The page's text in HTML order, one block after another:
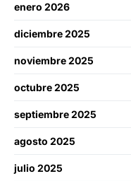
enero 2026
diciembre 2025
noviembre 2025
octubre 2025
septiembre 2025
agosto 2025
julio 2025